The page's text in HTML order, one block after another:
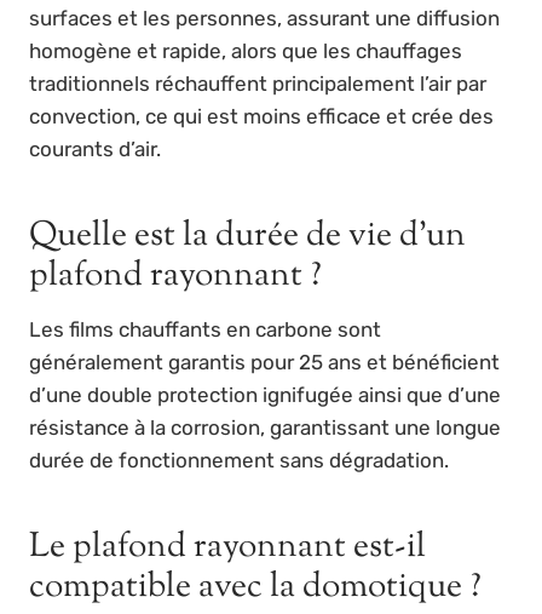
surfaces et les personnes, assurant une diffusion
homogène et rapide, alors que les chauffages
traditionnels réchauffent principalement l’air par
convection, ce qui est moins efficace et crée des
courants d’air.
Quelle est la durée de vie d’un
plafond rayonnant ?
Les films chauffants en carbone sont
généralement garantis pour 25 ans et bénéficient
d’une double protection ignifugée ainsi que d’une
résistance à la corrosion, garantissant une longue
durée de fonctionnement sans dégradation.
Le plafond rayonnant est-il
compatible avec la domotique ?